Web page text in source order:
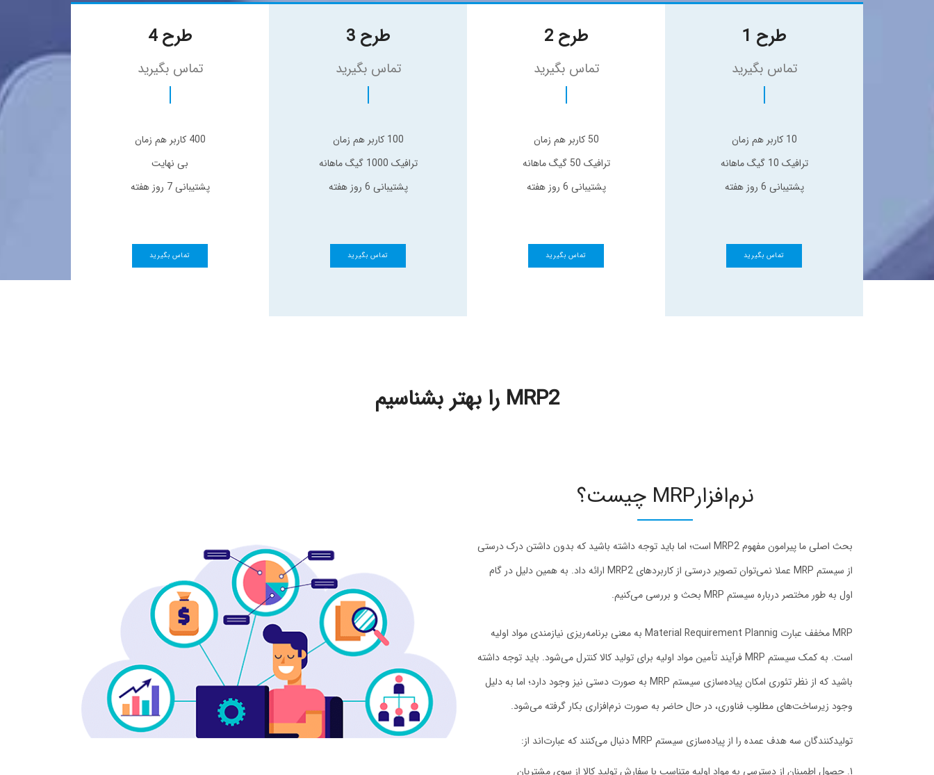
طرح 4
تماس بگیرید
400 کاربر هم زمان
بی نهایت
پشتیبانی 7 روز هفته
تماس بگیرید
طرح 3
تماس بگیرید
100 کاربر هم زمان
ترافیک 1000 گیگ ماهانه
پشتیبانی 6 روز هفته
تماس بگیرید
طرح 2
تماس بگیرید
50 کاربر هم زمان
ترافیک 50 گیگ ماهانه
پشتیبانی 6 روز هفته
تماس بگیرید
طرح 1
تماس بگیرید
10 کاربر هم زمان
ترافیک 10 گیگ ماهانه
پشتیبانی 6 روز هفته
تماس بگیرید
MRP2 را بهتر بشناسیم
نرم‌افزارMRP چیست؟
بحث اصلی ما پیرامون مفهوم MRP2 است؛ اما باید توجه داشته باشید که بدون داشتن درک درستی
از سیستم MRP عملا نمی‌توان تصویر درستی از کاربردهای MRP2 ارائه داد. به همین دلیل در گام
اول به طور مختصر درباره سیستم MRP بحث و بررسی می‌کنیم.
MRP مخفف عبارت Material Requirement Plannig به معنی برنامه‌ریزی نیازمندی مواد اولیه
است. به کمک سیستم MRP فرآیند تأمین مواد اولیه برای تولید کالا کنترل می‌شود. باید توجه داشته
باشید که از نظر تئوری امکان پیاده‌سازی سیستم MRP به صورت دستی نیز وجود دارد؛ اما به دلیل
وجود زیرساخت‌های مطلوب فناوری، در حال حاضر به صورت نرم‌افزاری بکار گرفته می‌شود.
تولیدکنندگان سه هدف عمده را از پیاده‌سازی سیستم MRP دنبال می‌کنند که عبارت‌اند از:
حصول اطمینان از دسترسی به مواد اولیه متناسب با سفارش تولید کالا از سوی مشتریان